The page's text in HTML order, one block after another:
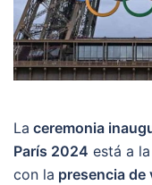
La ceremonia
París 2024 está a
con la presencia de